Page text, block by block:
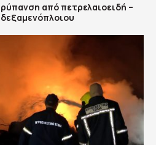
από πετρελαιοειδή –